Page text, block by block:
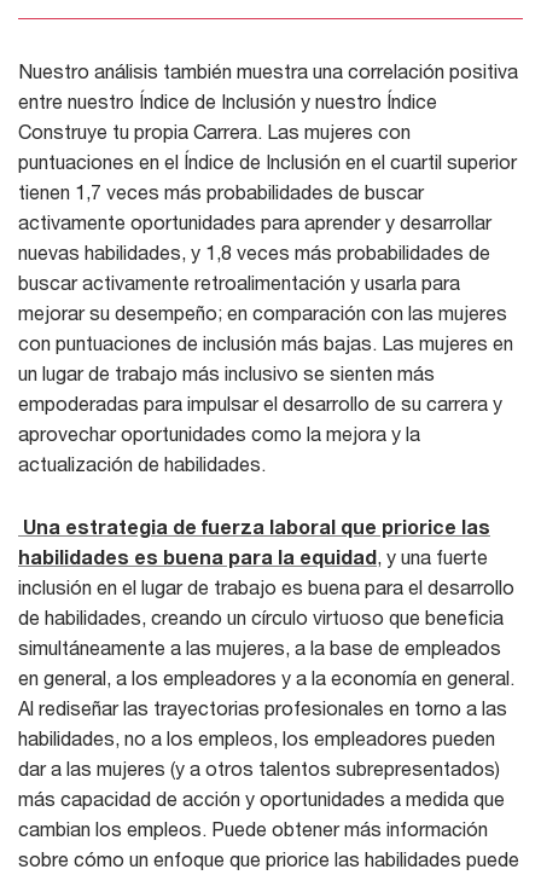
Nuestro análisis también muestra una correlación positiva
entre nuestro Índice de Inclusión y nuestro Índice
Construye tu propia Carrera. Las mujeres con
puntuaciones en el Índice de Inclusión en el cuartil superior
tienen 1,7 veces más probabilidades de buscar
activamente oportunidades para aprender y desarrollar
nuevas habilidades, y 1,8 veces más probabilidades de
buscar activamente retroalimentación y usarla para
mejorar su desempeño; en comparación con las mujeres
con puntuaciones de inclusión más bajas. Las mujeres en
un lugar de trabajo más inclusivo se sienten más
empoderadas para impulsar el desarrollo de su carrera y
aprovechar oportunidades como la mejora y la
actualización de habilidades.
Una estrategia de fuerza laboral que priorice las
habilidades es buena para la equidad , y una fuerte
inclusión en el lugar de trabajo es buena para el desarrollo
de habilidades, creando un círculo virtuoso que beneficia
simultáneamente a las mujeres, a la base de empleados
en general, a los empleadores y a la economía en general.
Al rediseñar las trayectorias profesionales en torno a las
habilidades, no a los empleos, los empleadores pueden
dar a las mujeres (y a otros talentos subrepresentados)
más capacidad de acción y oportunidades a medida que
cambian los empleos. Puede obtener más información
sobre cómo un enfoque que priorice las habilidades puede